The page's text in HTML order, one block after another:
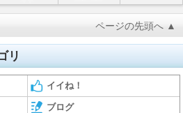
ページの先頭へ ▲
リ
イイね！
ブログ